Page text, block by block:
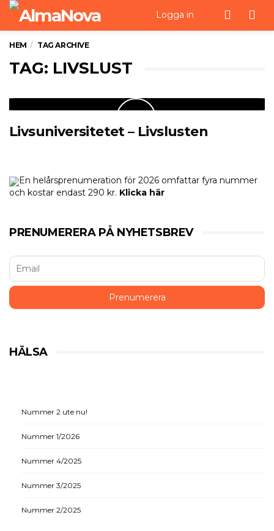
Logga in
HEM TAG ARCHIVE
TAG: LIVSLUST
Livsuniversitetet – Livslusten
En helårsprenumeration för 2026 omfattar fyra nummer
och kostar endast 290 kr. Klicka här
PRENUMERERA PÅ NYHETSBREV
HÄLSA
Nummer 2 ute nu!
Nummer 1/2026
Nummer 4/2025
Nummer 3/2025
Nummer 2/2025